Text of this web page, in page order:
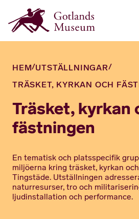
HEM/UTSTÄLLNINGAR/
TRÄSKET, KYRKAN OCH
Träsket, kyrkan
fästningen
En tematisk och platsspecifik
miljöerna kring träsket, kyrkan
Tingstäde. Utställningen
naturresurser, tro och
ljudinstallation och performance.